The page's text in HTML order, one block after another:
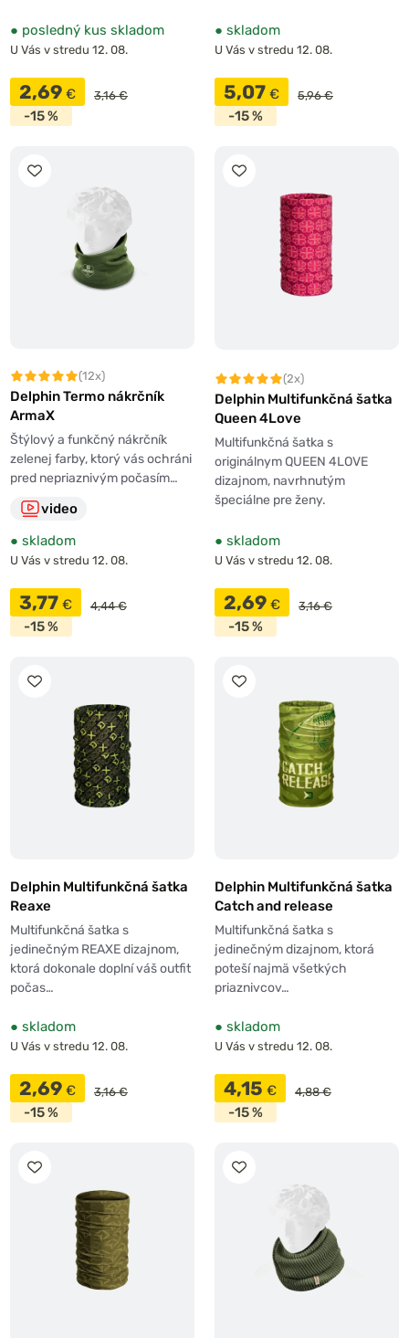
● posledný kus skladom
U Vás v stredu 12. 08.
2,69 € 3,16 €
-15 %
● skladom
U Vás v stredu 12. 08.
5,07 € 5,96 €
-15 %
(12x)
Delphin Termo nákrčník
ArmaX
Štýlový a funkčný nákrčník
zelenej farby, ktorý vás ochráni
pred nepriaznivým počasím…
video
● skladom
U Vás v stredu 12. 08.
3,77 € 4,44 €
-15 %
(2x)
Delphin Multifunkčná šatka
Queen 4Love
Multifunkčná šatka s
originálnym QUEEN 4LOVE
dizajnom, navrhnutým
špeciálne pre ženy.
● skladom
U Vás v stredu 12. 08.
2,69 € 3,16 €
-15 %
Delphin Multifunkčná šatka
Reaxe
Multifunkčná šatka s
jedinečným REAXE dizajnom,
ktorá dokonale doplní váš outfit
počas…
● skladom
U Vás v stredu 12. 08.
2,69 € 3,16 €
-15 %
Delphin Multifunkčná šatka
Catch and release
Multifunkčná šatka s
jedinečným dizajnom, ktorá
poteší najmä všetkých
priaznivcov…
● skladom
U Vás v stredu 12. 08.
4,15 € 4,88 €
-15 %